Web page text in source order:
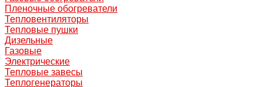
Пленочные обогреватели
Тепловентиляторы
Тепловые пушки
Дизельные
Газовые
Электрические
Тепловые завесы
Теплогенераторы